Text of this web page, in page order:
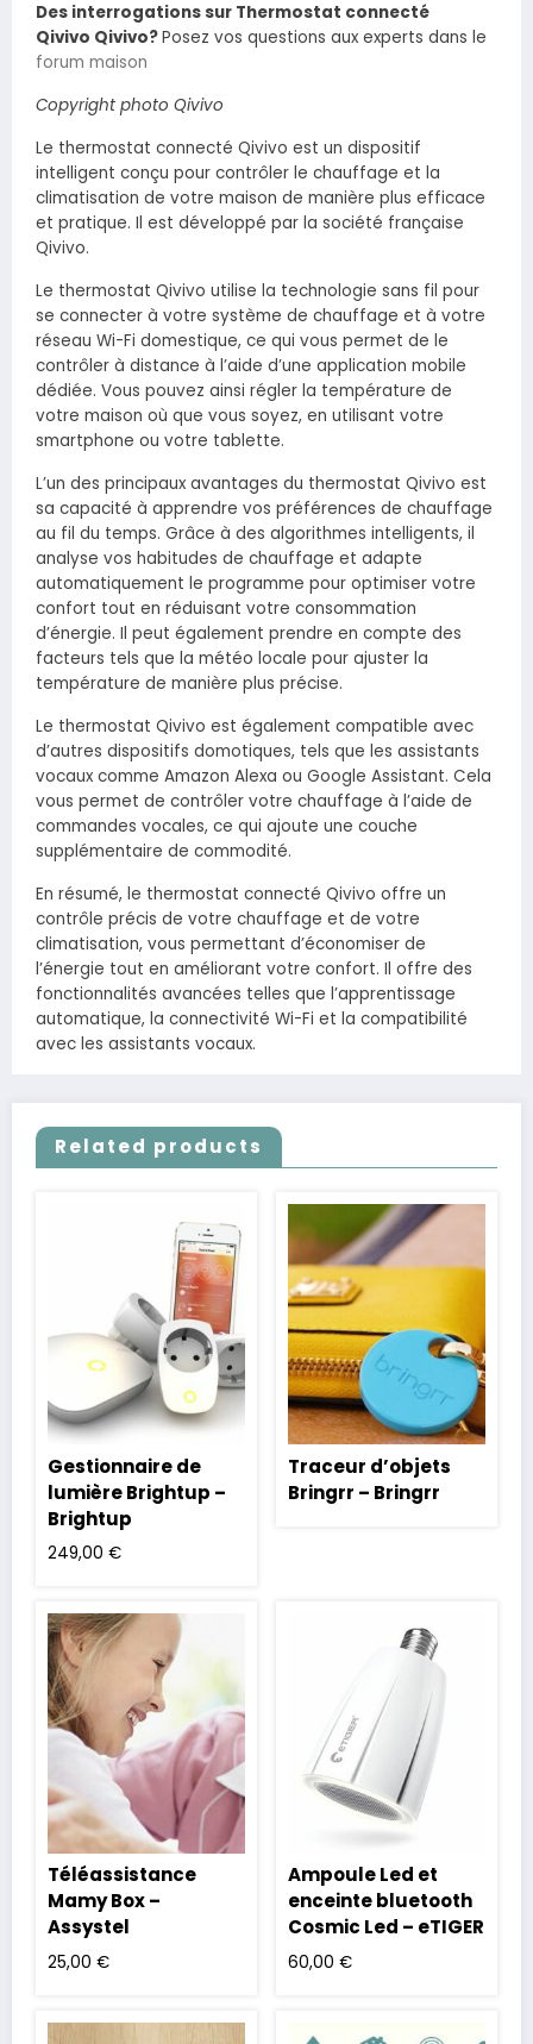
Des interrogations sur Thermostat connecté
Qivivo Qivivo?Posez vos questions aux experts dans le
forum maison
Copyright photo Qivivo
Le thermostat connecté Qivivo est un dispositif
intelligent conçu pour contrôler le chauffage et la
climatisation de votre maison de manière plus efficace
et pratique. Il est développé par la société française
Qivivo.
Le thermostat Qivivo utilise la technologie sans fil pour
se connecter à votre système de chauffage et à votre
réseau Wi-Fi domestique, ce qui vous permet de le
contrôler à distance à l’aide d’une application mobile
dédiée. Vous pouvez ainsi régler la température de
votre maison où que vous soyez, en utilisant votre
smartphone ou votre tablette.
L’un des principaux avantages du thermostat Qivivo est
sa capacité à apprendre vos préférences de chauffage
au fil du temps. Grâce à des algorithmes intelligents, il
analyse vos habitudes de chauffage et adapte
automatiquement le programme pour optimiser votre
confort tout en réduisant votre consommation
d’énergie. Il peut également prendre en compte des
facteurs tels que la météo locale pour ajuster la
température de manière plus précise.
Le thermostat Qivivo est également compatible avec
d’autres dispositifs domotiques, tels que les assistants
vocaux comme Amazon Alexa ou Google Assistant. Cela
vous permet de contrôler votre chauffage à l’aide de
commandes vocales, ce qui ajoute une couche
supplémentaire de commodité.
En résumé, le thermostat connecté Qivivo offre un
contrôle précis de votre chauffage et de votre
climatisation, vous permettant d’économiser de
l’énergie tout en améliorant votre confort. Il offre des
fonctionnalités avancées telles que l’apprentissage
automatique, la connectivité Wi-Fi et la compatibilité
avec les assistants vocaux.
Related products
Gestionnaire de
lumière Brightup –
Brightup
249,00 €
Traceur d’objets
Bringrr – Bringrr
Téléassistance
Mamy Box –
Assystel
25,00 €
Ampoule Led et
enceinte bluetooth
Cosmic Led – eTIGER
60,00 €